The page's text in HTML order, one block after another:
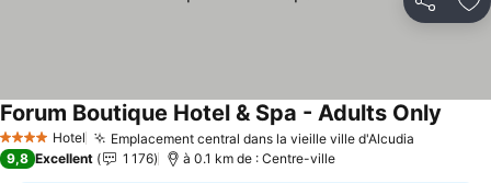
Partager
4 Étoiles Hotel Emplacement central dans la vieille ville d'Alcudia
Forum Boutique Hotel & Spa - Adults Only
9,8 Excellent 1 176 à 0.1 km de : Centre-ville